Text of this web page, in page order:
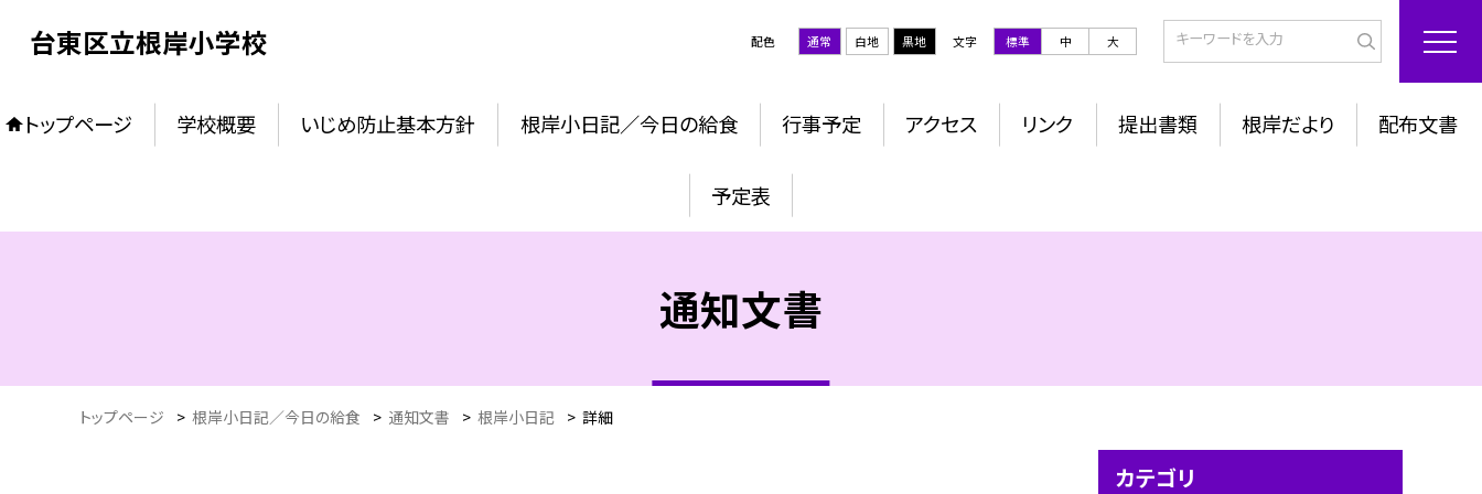
台東区立根岸小学校 配色 通常 白地 黒地 文字 標準 中 大
トップページ 学校概要 いじめ防止基本方針 根岸小日記／今日の給食 行事予定 アクセス リンク 提出書類 根岸だより 配布文書
予定表
通知文書
トップページ > 根岸小日記／今日の給食 > 通知文書 > 根岸小日記 > 詳細
カテゴリ